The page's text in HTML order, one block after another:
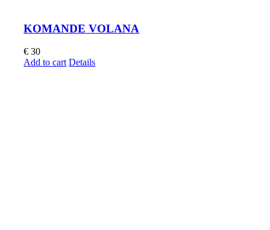
KOMANDE VOLANA
€ 30
Add to cart Details